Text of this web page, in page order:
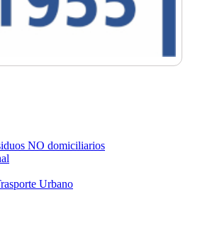
NO domiciliarios
Urbano